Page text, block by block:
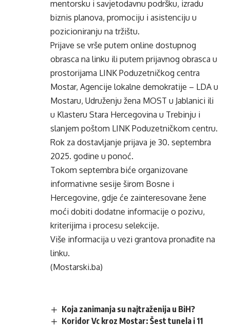
mentorsku i savjetodavnu podršku, izradu
biznis planova, promociju i asistenciju u
pozicioniranju na tržištu.
Prijave se vrše putem online dostupnog
obrasca na linku ili putem prijavnog obrasca u
prostorijama LINK Poduzetničkog centra
Mostar, Agencije lokalne demokratije – LDA u
Mostaru, Udruženju žena MOST u Jablanici ili
u Klasteru Stara Hercegovina u Trebinju i
slanjem poštom LINK Poduzetničkom centru.
Rok za dostavljanje prijava je 30. septembra
2025. godine u ponoć.
Tokom septembra biće organizovane
informativne sesije širom Bosne i
Hercegovine, gdje će zainteresovane žene
moći dobiti dodatne informacije o pozivu,
kriterijima i procesu selekcije.
Više informacija u vezi grantova pronađite na
linku.
(Mostarski.ba)
Koja zanimanja su najtraženija u BiH?
Koridor Vc kroz Mostar: Šest tunela i 11